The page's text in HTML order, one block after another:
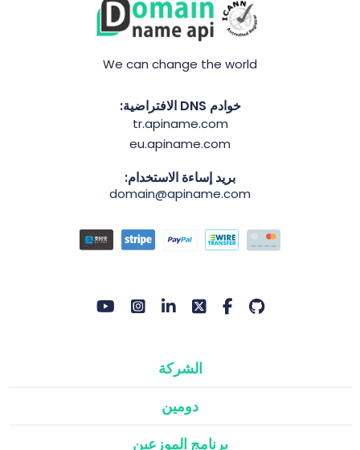
We can change the world
خوادم DNS الافتراضية:
tr.apiname.com
eu.apiname.com
بريد إساءة الاستخدام:
domain@apiname.com
الشركة
دومين
برنامج الموزعين